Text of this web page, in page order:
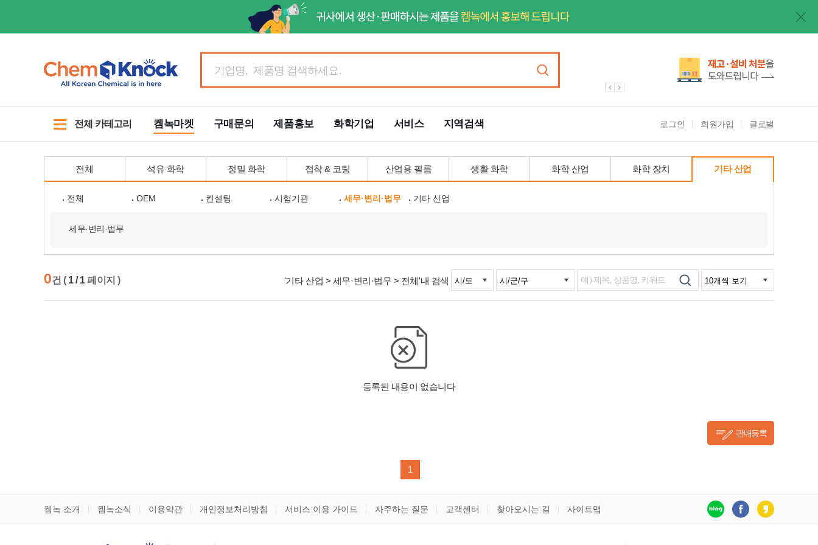
전체 카테고리 켐녹마켓 구매문의 제품홍보 화학기업 서비스 지역검색 로그인 회원가입 글로벌
전체 석유 화학 정밀 화학 접착 & 코팅 산업용 필름 생활 화학 화학 산업 화학 장치 기타 산업
전체 OEM 컨설팅 시험기관 세무·변리·법무 기타 산업
세무·변리·법무
0건 ( 1 / 1페이지 ) '기타 산업 > 세무·변리·법무 > 전체'내 검색
판매등록
1
켐녹 소개 켐녹소식 이용약관 개인정보처리방침 서비스 이용 가이드 자주하는 질문 고객센터 찾아오시는 길 사이트맵